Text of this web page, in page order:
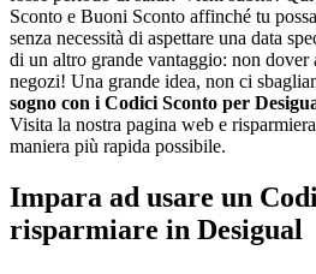
Sconto e Buoni Sconto affinché tu
senza necessità di aspettare una data
di un altro grande vantaggio: non dover
negozi! Una grande idea, non ci
sogno con i Codici Sconto per
Visita la nostra pagina web e
maniera più rapida possibile.
Impara ad usare un
risparmiare in Desigual